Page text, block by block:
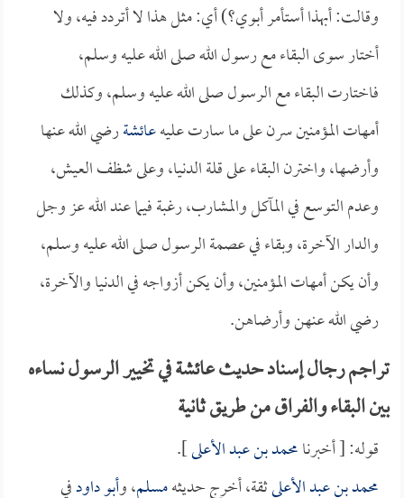
وقالت: أبهذا أستأمر أبوي؟) أي: مثل هذا لا أتردد فيه، ولا
أختار سوى البقاء مع رسول الله صلى الله عليه وسلم،
فاختارت البقاء مع الرسول صلى الله عليه وسلم، وكذلك
أمهات المؤمنين سرن على ما سارت عليهعائشةرضي الله عنها
وأرضها، واخترن البقاء على قلة الدنيا، وعلى شظف العيش،
وعدم التوسع في المآكل والمشارب، رغبة فيما عند الله عز وجل
والدار الآخرة، وبقاء في عصمة الرسول صلى الله عليه وسلم،
وأن يكن أمهات المؤمنين، وأن يكن أزواجه في الدنيا والآخرة،
رضي الله عنهن وأرضاهن.
تراجم رجال إسناد حديث عائشة في تخيير الرسول نساءه
بين البقاء والفراق من طريق ثانية
قوله: [ أخبرنامحمد بن عبد الأعلى].
محمد بن عبد الأعلىثقة، أخرج حديثهمسلم، وأبو داودفي